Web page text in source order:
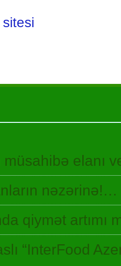
elanı
nəzərinə!…
qiymət
“InterFood